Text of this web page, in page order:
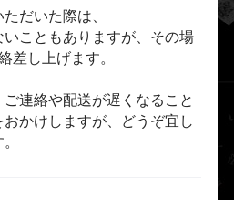
だいた際は、
こともありますが、その場
差し上げます。
連絡や配送が遅くなること
かけしますが、どうぞ宜し